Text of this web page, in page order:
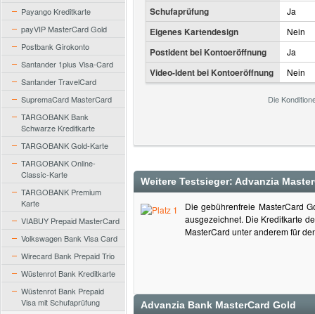
Payango Kreditkarte
payVIP MasterCard Gold
Postbank Girokonto
Santander 1plus Visa-Card
Santander TravelCard
SupremaCard MasterCard
TARGOBANK Bank
Schwarze Kreditkarte
TARGOBANK Gold-Karte
TARGOBANK Online-
Classic-Karte
TARGOBANK Premium
Karte
VIABUY Prepaid MasterCard
Volkswagen Bank Visa Card
Wirecard Bank Prepaid Trio
Wüstenrot Bank Kreditkarte
Wüstenrot Bank Prepaid
Visa mit Schufaprüfung
Schufaprüfung Ja
Eigenes Kartendesign Nein
Postident bei Kontoeröffnung Ja
Video-Ident bei Kontoeröffnung Nein
Die
Weitere Testsieger: Advanzia
Die gebührenfreie MasterCard
ausgezeichnet. Die Kreditkarte
MasterCard unter anderem für
Advanzia Bank MasterCard Gold